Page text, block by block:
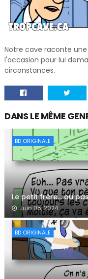
Notre cave raconte
l'occasion pour lui
circonstances.
DANS LE MÊME
BD ORIGINALE
Le petit frère… ou
Juin 05, 2024
BD ORIGINALE